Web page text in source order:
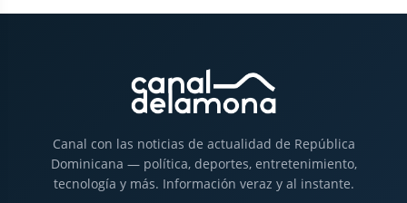
Canal con las noticias de actualidad de República
Dominicana — política, deportes, entretenimiento,
tecnología y más. Información veraz y al instante.